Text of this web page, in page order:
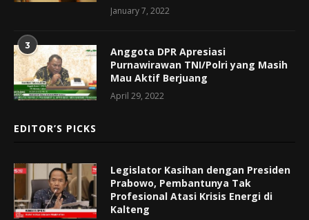
January 7, 2022
3
Anggota DPR Apresiasi
Purnawirawan TNI/Polri yang Masih
Mau Aktif Berjuang
April 29, 2022
EDITOR’S PICKS
Legislator Kasihan dengan Presiden
Prabowo, Pembantunya Tak
Profesional Atasi Krisis Energi di
Kalteng